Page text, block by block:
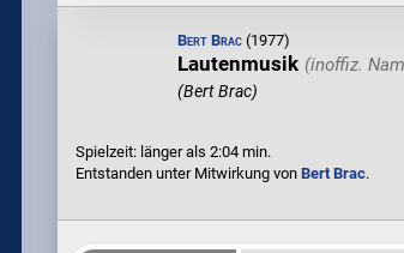
Bert Brac (1977)
Lautenmusik
(Bert Brac)
Spielzeit: länger als 2:04 min.
Entstanden unter Mitwirkung von Bert Brac.